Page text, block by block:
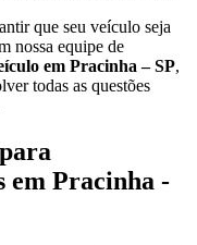
que seu veículo seja
nossa equipe de
em Pracinha – SP,
todas as questões
em Pracinha -